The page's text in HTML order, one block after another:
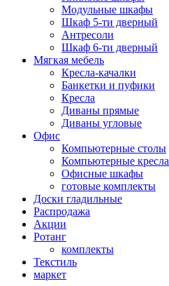
Модульные шкафы
Шкаф 5-ти дверный
Антресоли
Шкаф 6-ти дверный
Мягкая мебель
Кресла-качалки
Банкетки и пуфики
Кресла
Диваны прямые
Диваны угловые
Офис
Компьютерные столы
Компьютерные кресла
Офисные шкафы
готовые комплекты
Доски гладильные
Распродажа
Акции
Ротанг
комплекты
Текстиль
маркет